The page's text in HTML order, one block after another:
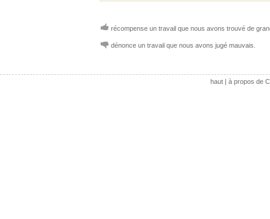
récompense un travail que nous avons trouvé de
dénonce un travail que nous avons jugé mauvais.
haut| à propos de